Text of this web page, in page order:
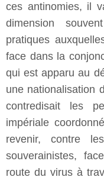
ces antinomies, il
dimension
pratiques
face dans la
qui est apparu au
une nationalisation
contredisait les
impériale
revenir, contre
souverainistes,
route du virus à